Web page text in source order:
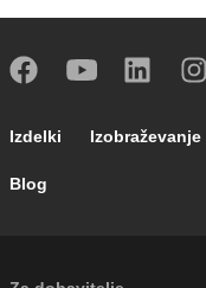
Footer main
Izdelki Izobraževanje
Blog